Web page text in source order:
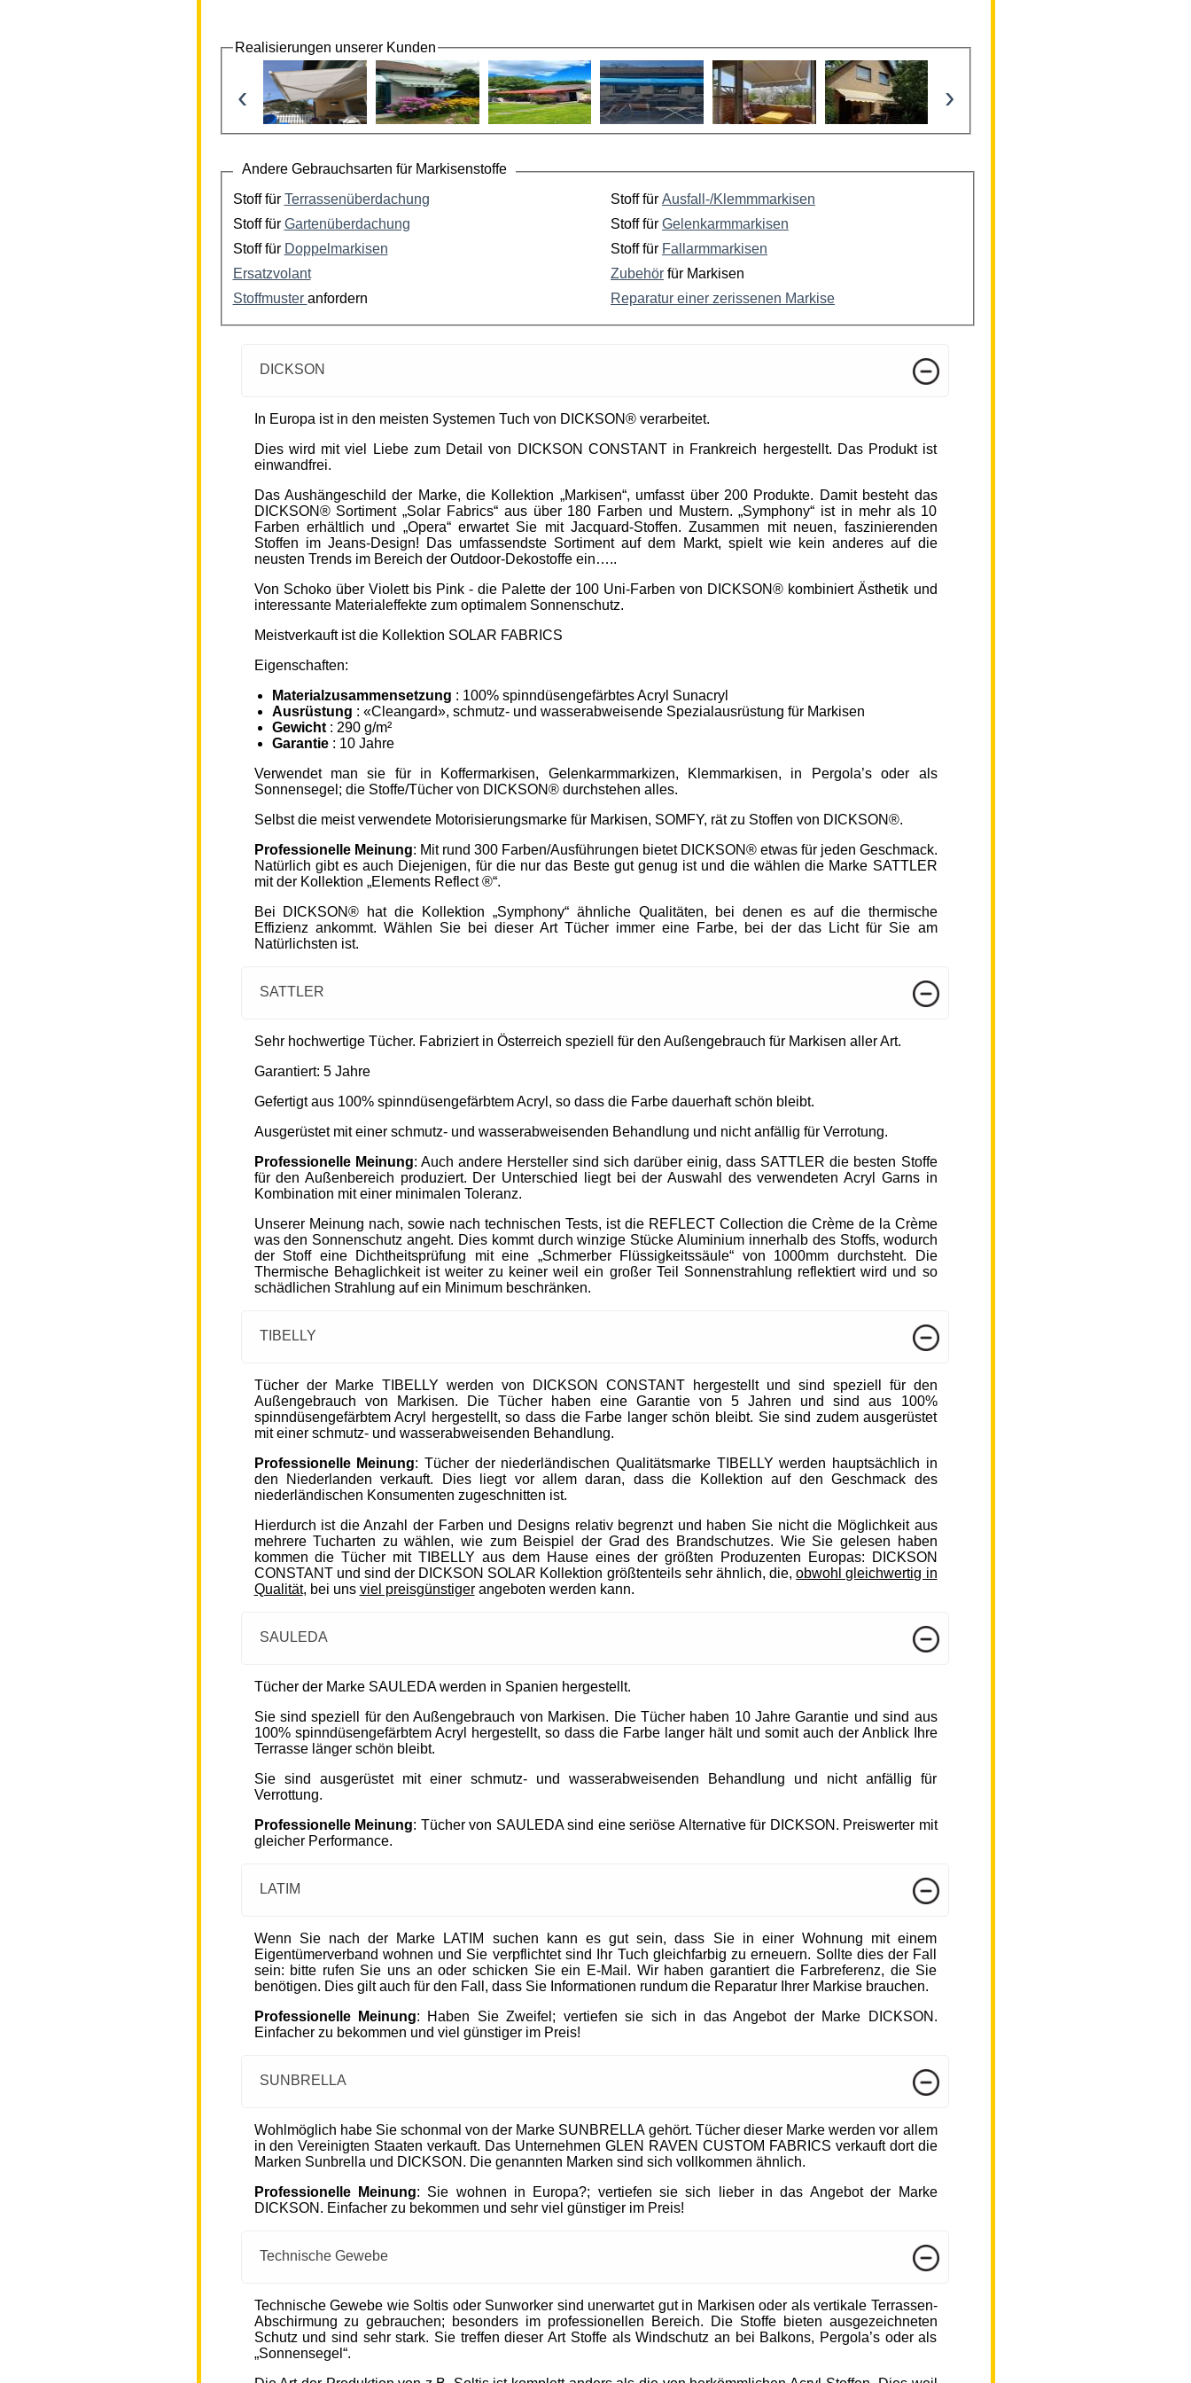
Realisierungen unserer Kunden
‹ ›
Andere Gebrauchsarten für Markisenstoffe
Stoff für Terrassenüberdachung Stoff für Ausfall-/Klemmmarkisen
Stoff für Gartenüberdachung Stoff für Gelenkarmmarkisen
Stoff für Doppelmarkisen Stoff für Fallarmmarkisen
Ersatzvolant
Zubehör für Markisen
Stoffmuster anfordern Reparatur einer zerissenen Markise
DICKSON
In Europa ist in den meisten Systemen Tuch von DICKSON® verarbeitet.
Dies wird mit viel Liebe zum Detail von DICKSON CONSTANT in Frankreich hergestellt. Das Produkt ist
einwandfrei.
Das Aushängeschild der Marke, die Kollektion „Markisen“, umfasst über 200 Produkte. Damit besteht das
DICKSON® Sortiment „Solar Fabrics“ aus über 180 Farben und Mustern. „Symphony“ ist in mehr als 10
Farben erhältlich und „Opera“ erwartet Sie mit Jacquard-Stoffen. Zusammen mit neuen, faszinierenden
Stoffen im Jeans-Design! Das umfassendste Sortiment auf dem Markt, spielt wie kein anderes auf die
neusten Trends im Bereich der Outdoor-Dekostoffe ein…..
Von Schoko über Violett bis Pink - die Palette der 100 Uni-Farben von DICKSON® kombiniert Ästhetik und
interessante Materialeffekte zum optimalem Sonnenschutz.
Meistverkauft ist die Kollektion SOLAR FABRICS
Eigenschaften:
Materialzusammensetzung : 100% spinndüsengefärbtes Acryl Sunacryl
Ausrüstung : «Cleangard», schmutz- und wasserabweisende Spezialausrüstung für Markisen
Gewicht: 290 g/m²
Garantie: 10 Jahre
Verwendet man sie für in Koffermarkisen, Gelenkarmmarkizen, Klemmarkisen, in Pergola’s oder als
Sonnensegel; die Stoffe/Tücher von DICKSON® durchstehen alles.
Selbst die meist verwendete Motorisierungsmarke für Markisen, SOMFY, rät zu Stoffen von DICKSON®.
Professionelle Meinung: Mit rund 300 Farben/Ausführungen bietet DICKSON® etwas für jeden Geschmack.
Natürlich gibt es auch Diejenigen, für die nur das Beste gut genug ist und die wählen die Marke SATTLER
mit der Kollektion „Elements Reflect ®“.
Bei DICKSON® hat die Kollektion „Symphony“ ähnliche Qualitäten, bei denen es auf die thermische
Effizienz ankommt. Wählen Sie bei dieser Art Tücher immer eine Farbe, bei der das Licht für Sie am
Natürlichsten ist.
SATTLER
Sehr hochwertige Tücher. Fabriziert in Österreich speziell für den Außengebrauch für Markisen aller Art.
Garantiert: 5 Jahre
Gefertigt aus 100% spinndüsengefärbtem Acryl, so dass die Farbe dauerhaft schön bleibt.
Ausgerüstet mit einer schmutz- und wasserabweisenden Behandlung und nicht anfällig für Verrotung.
Professionelle Meinung: Auch andere Hersteller sind sich darüber einig, dass SATTLER die besten Stoffe
für den Außenbereich produziert. Der Unterschied liegt bei der Auswahl des verwendeten Acryl Garns in
Kombination mit einer minimalen Toleranz.
Unserer Meinung nach, sowie nach technischen Tests, ist die REFLECT Collection die Crème de la Crème
was den Sonnenschutz angeht. Dies kommt durch winzige Stücke Aluminium innerhalb des Stoffs, wodurch
der Stoff eine Dichtheitsprüfung mit eine „Schmerber Flüssigkeitssäule“ von 1000mm durchsteht. Die
Thermische Behaglichkeit ist weiter zu keiner weil ein großer Teil Sonnenstrahlung reflektiert wird und so
schädlichen Strahlung auf ein Minimum beschränken.
TIBELLY
Tücher der Marke TIBELLY werden von DICKSON CONSTANT hergestellt und sind speziell für den
Außengebrauch von Markisen. Die Tücher haben eine Garantie von 5 Jahren und sind aus 100%
spinndüsengefärbtem Acryl hergestellt, so dass die Farbe langer schön bleibt. Sie sind zudem ausgerüstet
mit einer schmutz- und wasserabweisenden Behandlung.
Professionelle Meinung: Tücher der niederländischen Qualitätsmarke TIBELLY werden hauptsächlich in
den Niederlanden verkauft. Dies liegt vor allem daran, dass die Kollektion auf den Geschmack des
niederländischen Konsumenten zugeschnitten ist.
Hierdurch ist die Anzahl der Farben und Designs relativ begrenzt und haben Sie nicht die Möglichkeit aus
mehrere Tucharten zu wählen, wie zum Beispiel der Grad des Brandschutzes. Wie Sie gelesen haben
kommen die Tücher mit TIBELLY aus dem Hause eines der größten Produzenten Europas: DICKSON
CONSTANT und sind der DICKSON SOLAR Kollektion größtenteils sehr ähnlich, die,obwohl gleichwertig in
Qualität, bei uns viel preisgünstigerangeboten werden kann.
SAULEDA
Tücher der Marke SAULEDA werden in Spanien hergestellt.
Sie sind speziell für den Außengebrauch von Markisen. Die Tücher haben 10 Jahre Garantie und sind aus
100% spinndüsengefärbtem Acryl hergestellt, so dass die Farbe langer hält und somit auch der Anblick Ihre
Terrasse länger schön bleibt.
Sie sind ausgerüstet mit einer schmutz- und wasserabweisenden Behandlung und nicht anfällig für
Verrottung.
Professionelle Meinung: Tücher von SAULEDA sind eine seriöse Alternative für DICKSON. Preiswerter mit
gleicher Performance.
LATIM
Wenn Sie nach der Marke LATIM suchen kann es gut sein, dass Sie in einer Wohnung mit einem
Eigentümerverband wohnen und Sie verpflichtet sind Ihr Tuch gleichfarbig zu erneuern. Sollte dies der Fall
sein: bitte rufen Sie uns an oder schicken Sie ein E-Mail. Wir haben garantiert die Farbreferenz, die Sie
benötigen. Dies gilt auch für den Fall, dass Sie Informationen rundum die Reparatur Ihrer Markise brauchen.
Professionelle Meinung: Haben Sie Zweifel; vertiefen sie sich in das Angebot der Marke DICKSON.
Einfacher zu bekommen und viel günstiger im Preis!
SUNBRELLA
Wohlmöglich habe Sie schonmal von der Marke SUNBRELLA gehört. Tücher dieser Marke werden vor allem
in den Vereinigten Staaten verkauft. Das Unternehmen GLEN RAVEN CUSTOM FABRICS verkauft dort die
Marken Sunbrella und DICKSON. Die genannten Marken sind sich vollkommen ähnlich.
Professionelle Meinung: Sie wohnen in Europa?; vertiefen sie sich lieber in das Angebot der Marke
DICKSON. Einfacher zu bekommen und sehr viel günstiger im Preis!
Technische Gewebe
Technische Gewebe wie Soltis oder Sunworker sind unerwartet gut in Markisen oder als vertikale Terrassen-
Abschirmung zu gebrauchen; besonders im professionellen Bereich. Die Stoffe bieten ausgezeichneten
Schutz und sind sehr stark. Sie treffen dieser Art Stoffe als Windschutz an bei Balkons, Pergola’s oder als
„Sonnensegel“.